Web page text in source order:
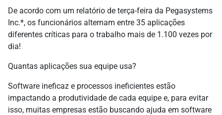
De acordo com um relatório de terça-feira da Pegasystems
Inc.*, os funcionários alternam entre 35 aplicações
diferentes críticas para o trabalho mais de 1.100 vezes por
dia!
Quantas aplicações sua equipe usa?
Software ineficaz e processos ineficientes estão
impactando a produtividade de cada equipe e, para evitar
isso, muitas empresas estão buscando ajuda em software